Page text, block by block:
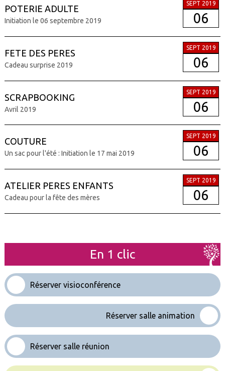
POTERIE ADULTE
Initiation le 06 septembre 2019
SEPT 2019
06
FETE DES PERES
Cadeau surprise 2019
SEPT 2019
06
SCRAPBOOKING
Avril 2019
SEPT 2019
06
COUTURE
Un sac pour l'été : Initiation le 17 mai 2019
SEPT 2019
06
ATELIER PERES ENFANTS
Cadeau pour la fête des mères
SEPT 2019
06
En 1 clic
Réserver visioconférence
Réserver salle animation
Réserver salle réunion